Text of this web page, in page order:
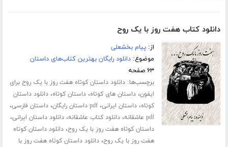
دانلود کتاب هفت روز با یک روح
از:پیام بخشعلی
موضوع:دانلود رایگان بهترین کتاب‌های داستان
۶۳ صفحه
برچسب‌ها:دانلود داستان کوتاه هفت روز با یک روح برای
ایفون،داستان های کوتاه،داستان کوتاه،دانلود داستان
کوتاه،داستان ایرانی،pdf داستان رایگان ،داستان فارسی،
pdf عاشقانه ،دانلود کتاب عاشقانه،دانلود داستان ایرانی،
داستان کوتاه هفت روز با یک روح،دانلود داستان کوتاه
هفت روز با یک روح،دانلود داستان کوتاه هفت روز با